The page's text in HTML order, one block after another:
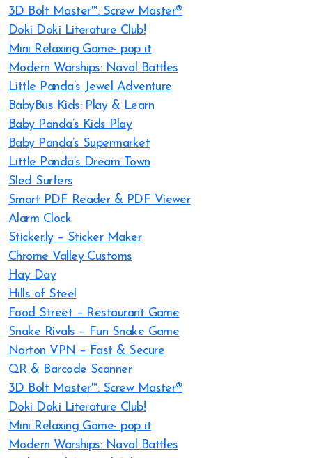
3D Bolt Master™: Screw Master®
Doki Doki Literature Club!
Mini Relaxing Game- pop it
Modern Warships: Naval Battles
Little Panda’s Jewel Adventure
BabyBus Kids: Play & Learn
Baby Panda’s Kids Play
Baby Panda’s Supermarket
Little Panda’s Dream Town
Sled Surfers
Smart PDF Reader & PDF Viewer
Alarm Clock
Sticker.ly – Sticker Maker
Chrome Valley Customs
Hay Day
Hills of Steel
Food Street – Restaurant Game
Snake Rivals – Fun Snake Game
Norton VPN – Fast & Secure
QR & Barcode Scanner
3D Bolt Master™: Screw Master®
Doki Doki Literature Club!
Mini Relaxing Game- pop it
Modern Warships: Naval Battles